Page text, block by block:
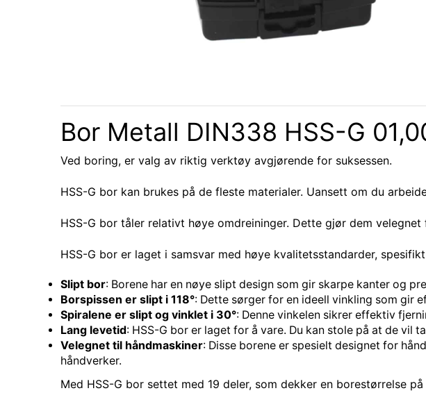
Bor Metall DIN338 HSS-G
Ved boring, er valg av riktig verktøy avgjørende for suksessen.
HSS-G bor kan brukes på de fleste materialer. Uansett om du
HSS-G bor tåler relativt høye omdreininger. Dette gjør dem
HSS-G bor er laget i samsvar med høye kvalitetsstandarder,
Slipt bor: Borene har en nøye slipt design som gir skarpe kanter og
Borspissen er slipt i 118°: Dette sørger for en ideell vinkling som gir
Spiralene er slipt og vinklet i 30°: Denne vinkelen sikrer effektiv
Lang levetid: HSS-G bor er laget for å vare. Du kan stole på at de vil
Velegnet til håndmaskiner: Disse borene er spesielt designet for
håndverker.
Med HSS-G bor settet med 19 deler, som dekker en borestørrelse